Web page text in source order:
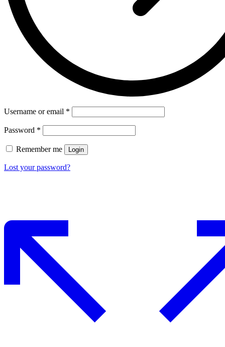
Username or email *
Password *
Remember me Login
Lost your password?